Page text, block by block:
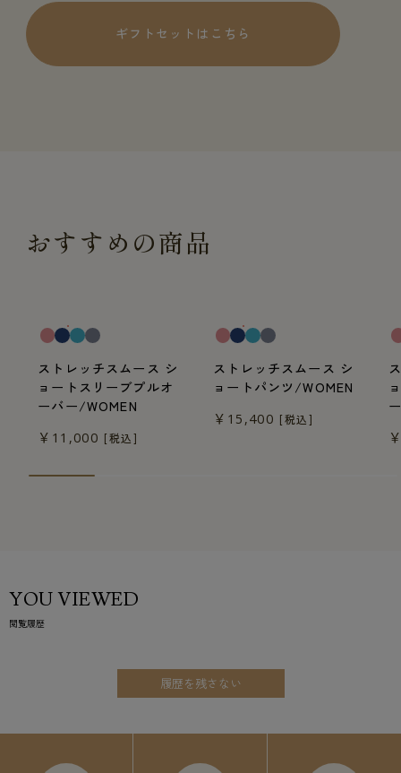
ギフトセットはこちら
おすすめの商品
ストレッチスムース シ
ョートスリーブプルオ
ーバー/WOMEN
￥11,000 [税込]
ストレッチスムース シ
ョートパンツ/WOMEN
￥15,400 [税込]
YOU VIEWED
閲覧履歴
履歴を残さない